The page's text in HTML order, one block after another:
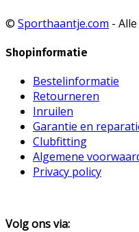
© Sporthaantje.com -
Shopinformatie
Bestelinformatie
Retourneren
Inruilen
Garantie en
Clubfitting
Algemene
Privacy policy
Volg ons via: